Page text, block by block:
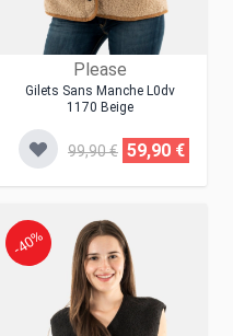
Please
Gilets Sans Manche L0dv
1170 Beige
99,90 € 59,90 €
-40%